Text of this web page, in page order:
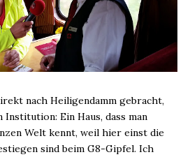
nach Heiligendamm gebracht,
Ein Haus, dass man
Welt kennt, weil hier einst die
sind beim G8-Gipfel. Ich